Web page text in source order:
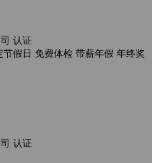
认证
节假日 免费体检 带薪年假 年终奖
认证